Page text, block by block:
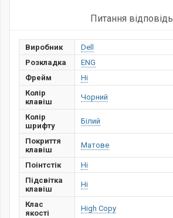
Питання відповідь
Виробник
Dell
Розкладка
ENG
Фрейм
Ні
Колір
клавіш
Чорний
Колір
шрифту
Білий
Покриття
клавіш
Матове
Поінтстік
Ні
Підсвітка
клавіш
Ні
Клас
якості
High Copy